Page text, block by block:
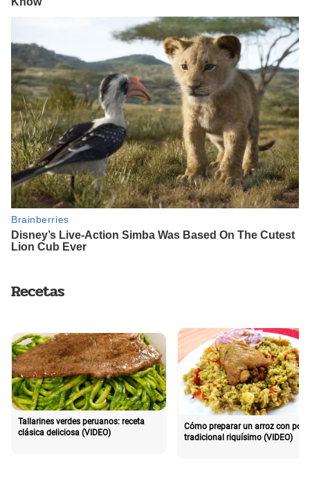
Recetas
Tallarines verdes peruanos: receta
clásica deliciosa (VIDEO)
Cómo preparar un arroz con pollo
tradicional riquísimo (VIDEO)